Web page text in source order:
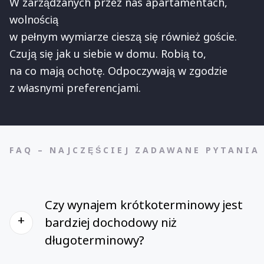
wolnością
w pełnym wymiarze cieszą się również goście.
Czują się jak u siebie w domu. Robią to,
na co mają ochotę. Odpoczywają w zgodzie
z własnymi preferencjami.
FAQ – NAJCZĘŚCIEJ ZADAWANE
Czy wynajem krótkoterminowy jest
bardziej dochodowy niż
długoterminowy?
+